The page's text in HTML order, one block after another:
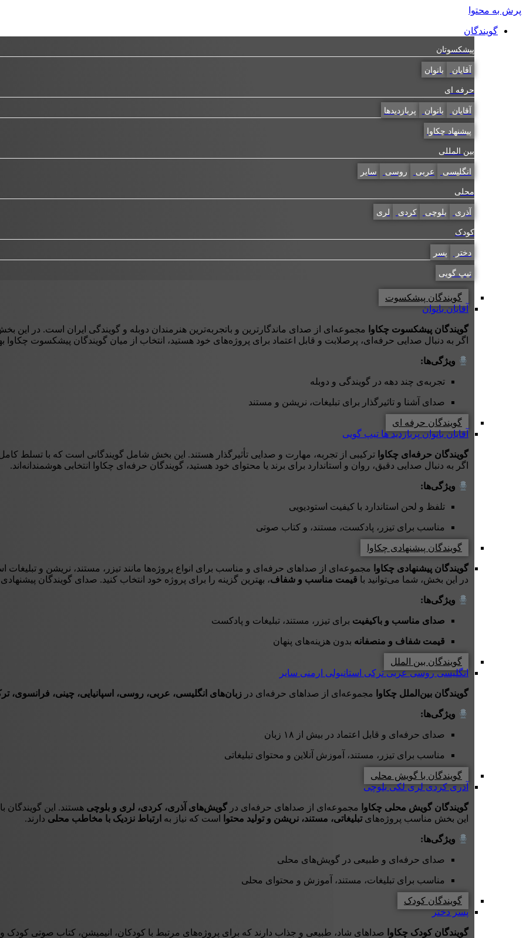
پرش به محتوا
گویندگان
پیشکسوتان
آقایان بانوان
حرفه ای
آقایان بانوان پربازدیدها
پیشنهاد چکاوا
بین المللی
انگلیسی عربی روسی سایر
محلی
آذری بلوچی کردی لری
کودک
دختر پسر
تیپ گویی
گویندگان پیشکسوت
آقایانبانوان
گویندگان پیشکسوت چکاوا
مجموعه‌ای از صدای ماندگارترین و باتجربه‌ترین هنرمندان دوبله و گویندگی ایران است. در این
اگر به دنبال صدایی حرفه‌ای، پرصلابت و قابل اعتماد برای پروژه‌های خود هستید، انتخاب از میان گویندگان پیشکسوت چکاوا
ویژگی‌ها:
تجربه‌ی چند دهه در گویندگی و دوبله
صدای آشنا و تاثیرگذار برای تبلیغات، نریشن و مستند
گویندگان حرفه ای
آقایانبانوانپربازدید ها تیپ گویی
گویندگان حرفه‌ای چکاوا ترکیبی از تجربه، مهارت و صدایی تأثیرگذار هستند. این بخش شامل گویندگانی است که با تسلط
اگر به دنبال صدایی دقیق، روان و استاندارد برای برند یا محتوای خود هستید، گویندگان حرفه‌ای چکاوا انتخابی هوشمندانه‌اند.
ویژگی‌ها:
تلفظ و لحن استاندارد با کیفیت استودیویی
مناسب برای تیزر، پادکست، مستند، و کتاب صوتی
گویندگان پیشنهادی چکاوا
گویندگان پیشنهادی چکاوا مجموعه‌ای از صداهای حرفه‌ای و مناسب برای انواع پروژه‌ها مانند تیزر، مستند، نریشن و تبلیغات
در این بخش، شما می‌توانید با قیمت مناسب و شفاف، بهترین گزینه را برای پروژه خود انتخاب کنید. صدای گویندگان
ویژگی‌ها:
صدای مناسب و باکیفیت برای تیزر، مستند، تبلیغات و پادکست
قیمت شفاف و منصفانه بدون هزینه‌های پنهان
گویندگان بین الملل
انگلیسیروسیعربیترکی استانبولی ارمنی سایر
گویندگان بین‌الملل چکاوا مجموعه‌ای از صداهای حرفه‌ای در زبان‌های انگلیسی، عربی، روسی، اسپانیایی، چینی، فرانسوی،
ویژگی‌ها:
صدای حرفه‌ای و قابل اعتماد در بیش از ۱۸ زبان
مناسب برای تیزر، مستند، آموزش آنلاین و محتوای تبلیغاتی
گویندگان با گویش محلی
آذریکردیلریلکیبلوچی
گویندگان گویش محلی چکاوا مجموعه‌ای از صداهای حرفه‌ای در گویش‌های آذری، کردی، لری و بلوچی هستند. این گویندگان
این بخش مناسب پروژه‌هایتبلیغاتی، مستند، نریشن و تولید محتوا است که نیاز به ارتباط نزدیک با مخاطب محلی دارند.
ویژگی‌ها:
صدای حرفه‌ای و طبیعی در گویش‌های محلی
مناسب برای تبلیغات، مستند، آموزش و محتوای محلی
گویندگان کودک
پسردختر
گویندگان کودک چکاوا صداهای شاد، طبیعی و جذاب دارند که برای پروژه‌های مرتبط با کودکان، انیمیشن، کتاب صوتی کودک و